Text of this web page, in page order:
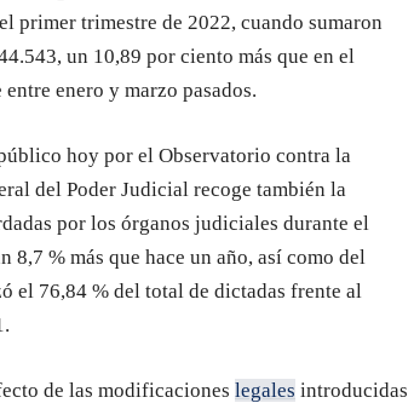
primer trimestre de 2022, cuando sumaron
un 10,89 por ciento más que en el
enero y marzo pasados.
hoy por el Observatorio contra la
del Poder Judicial recoge también la
por los órganos judiciales durante el
% más que hace un año, así como del
el 76,84 % del total de dictadas frente al
de las modificaciones legales introducidas